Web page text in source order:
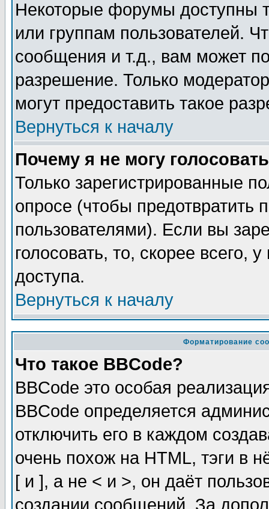
Некоторые форумы доступны
или группам пользователей.
сообщения и т.д., вам может
разрешение. Только
могут предоставить такое
Вернуться к началу
Почему я не могу
Только зарегистрированные
опросе (чтобы предотвратить
пользователями). Если вы
голосовать, то, скорее всего,
доступа.
Вернуться к началу
Форматирование
Что такое BBCode?
BBCode это особая
BBCode определяется
отключить его в каждом
очень похож на HTML, тэги в
[ и ], а не < и >, он даёт
создании сообщений. За